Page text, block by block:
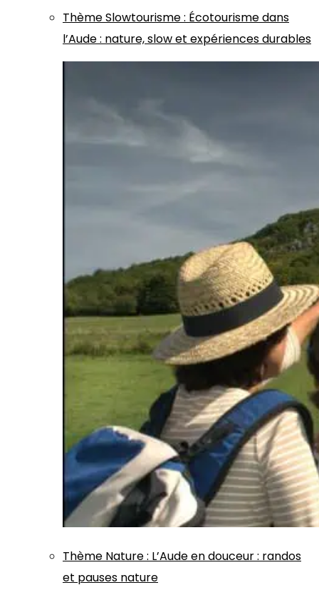
ThèmeSlowtourisme: Écotourisme dans
l’Aude : nature, slow et expériences durables
Thème Nature: L’Aude en douceur : randos
et pauses nature